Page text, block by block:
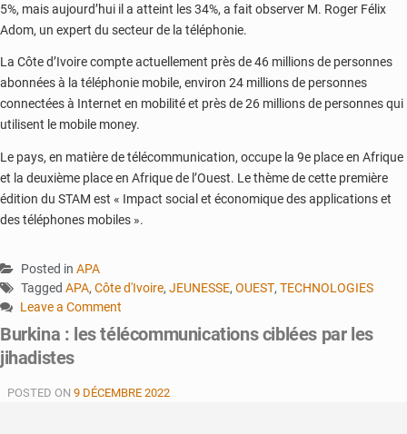
5%, mais aujourd’hui il a atteint les 34%, a fait observer M. Roger Félix
Adom, un expert du secteur de la téléphonie.
La Côte d’Ivoire compte actuellement près de 46 millions de personnes
abonnées à la téléphonie mobile, environ 24 millions de personnes
connectées à Internet en mobilité et près de 26 millions de personnes qui
utilisent le mobile money.
Le pays, en matière de télécommunication, occupe la 9e place en Afrique
et la deuxième place en Afrique de l’Ouest. Le thème de cette première
édition du STAM est « Impact social et économique des applications et
des téléphones mobiles ».
Posted in APA
Tagged APA, Côte d'Ivoire, JEUNESSE, OUEST, TECHNOLOGIES
Leave a Comment
on
Côte
d’Ivoire
un
Burkina : les télécommunications ciblées par les
jihadistes
POSTED ON 9 DÉCEMBRE 2022